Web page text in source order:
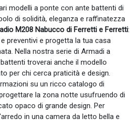
modelli a ponte con ante battenti di
di solidità, eleganza e raffinatezza
M208 Nabucco di Ferretti e Ferretti:
preventivi e progetta la tua casa
Nella nostra serie di Armadi a
troverai anche il modello
per chi cerca praticità e design.
su un ricco catalogo di
la zona notte usufruendo di
opaco di grande design. Per
in una camera da letto bella e